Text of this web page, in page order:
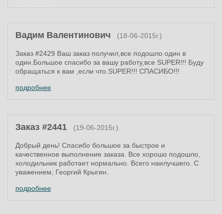
Вадим Валентинович (18-06-2015г.)
Заказ #2429 Ваш заказ получил,все подошло один в
один.Большое спасибо за вашу работу,все SUPER!!! Буду
обращаться к вам ,если что.SUPER!!! СПАСИБО!!!
подробнее
Заказ #2441 (19-06-2015г.)
Добрый день! Спасибо большое за быстрое и
качественное выполнение заказа. Все хорошо подошло,
холодильник работает нормально. Всего наилучшего. С
уважением, Георгий Крыгин.
подробнее